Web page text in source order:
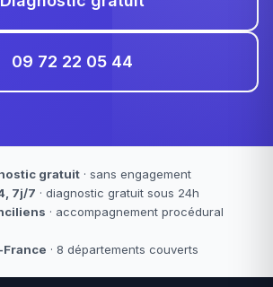
09 72 22 05 44
gratuit· sans engagement
7j/7 · diagnostic gratuit sous 24h
· accompagnement procédural
· 8 départements couverts